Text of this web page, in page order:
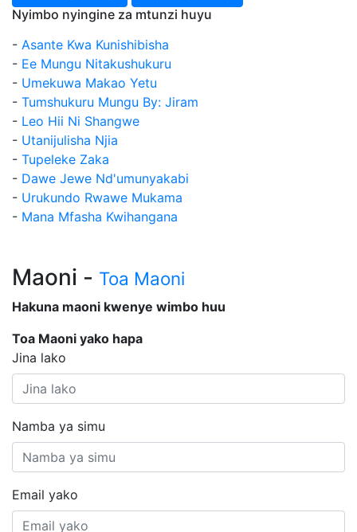
Nyimbo nyingine za mtunzi huyu
- Asante Kwa Kunishibisha
- Ee Mungu Nitakushukuru
- Umekuwa Makao Yetu
- Tumshukuru Mungu By: Jiram
- Leo Hii Ni Shangwe
- Utanijulisha Njia
- Tupeleke Zaka
- Dawe Jewe Nd'umunyakabi
- Urukundo Rwawe Mukama
- Mana Mfasha Kwihangana
Maoni - Toa Maoni
Hakuna maoni kwenye wimbo huu
Toa Maoni yako hapa
Jina lako
Namba ya simu
Email yako